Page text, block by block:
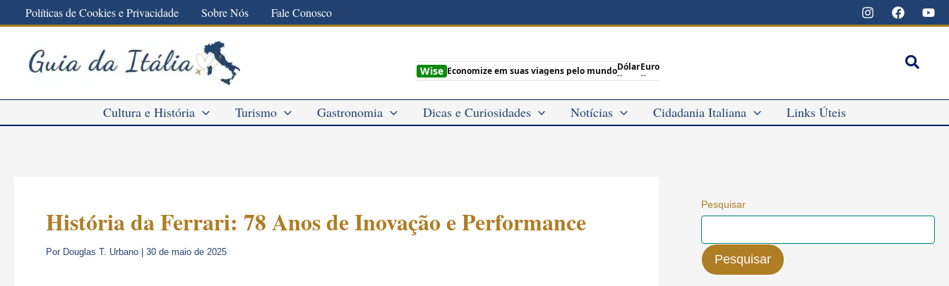
para
conteúdo
Políticas de Cookies e Privacidade Sobre Nós Fale Conosco
Wise Economize em suas viagens pelo mundoDólar
--
Euro
--
Cultura e História Turismo Gastronomia Dicas e Curiosidades Notícias Cidadania Italiana Links Úteis
História da Ferrari: 78 Anos de Inovação e Performance
Por Douglas T. Urbano 30 de maio de 2025
Pesquisar
Pesquisar